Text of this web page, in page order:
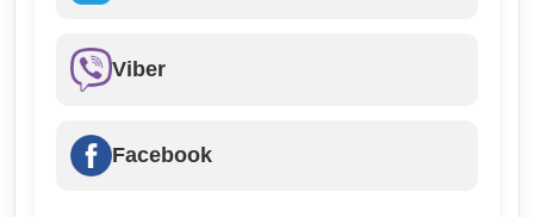
Viber
Facebook